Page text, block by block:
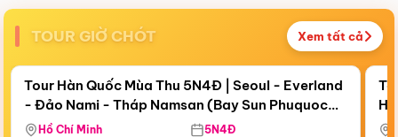
TOUR GIỜ CHÓT Xem tất cả
Còn18 ngày 15:21:52
Bay Sun Phuquoc Airways
Điểm nổi bật
Tour Hàn Quốc Mùa Thu 5N4Đ | Seoul - Everland
- Đảo Nami - Tháp Namsan (Bay Sun Phuquoc
Airways)
Hồ Chí Minh 5N4Đ